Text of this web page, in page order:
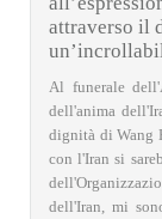
attraverso il
Al funerale
dell'anima
dignità di Wang
con l'Iran si
dell'Iran, mi